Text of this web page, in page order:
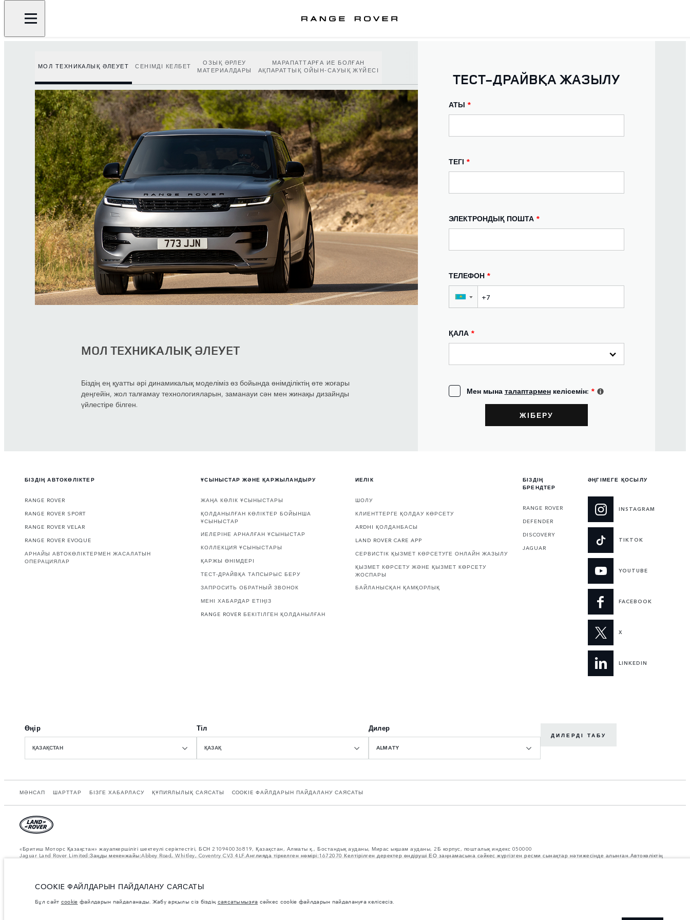
МОЛ ТЕХНИКАЛЫҚ ӘЛЕУЕТ СЕНІМДІ КЕЛБЕТ
ОЗЫҚ ӘРЛЕУ
МАТЕРИАЛДАРЫ
МАРАПАТТАРҒА ИЕ БОЛҒАН
АҚПАРАТТЫҚ ОЙЫН-САУЫҚ ЖҮЙЕСІ
МОЛ ТЕХНИКАЛЫҚ ӘЛЕУЕТ
Біздің ең қуатты әрі динамикалық моделіміз өз бойында өнімділіктің өте жоғары
деңгейін, жол талғамау технологияларын, заманауи сән мен жинақы дизайнды
үйлестіре білген.
ТЕСТ-ДРАЙВҚА ЖАЗЫЛУ
АТЫ *
ТЕГІ *
ЭЛЕКТРОНДЫҚ ПОШТА *
ТЕЛЕФОН *
▼
ҚАЛА *
Мен мына талаптарменкелісемін: *
БІЗДІҢ АВТОКӨЛІКТЕР
RANGE ROVER
RANGE ROVER SPORT
RANGE ROVER VELAR
RANGE ROVER EVOQUE
АРНАЙЫ АВТОКӨЛІКТЕРМЕН ЖАСАЛАТЫН
ОПЕРАЦИЯЛАР
ҰСЫНЫСТАР ЖӘНЕ ҚАРЖЫЛАНДЫРУ
ЖАҢА КӨЛІК ҰСЫНЫСТАРЫ
ҚОЛДАНЫЛҒАН КӨЛІКТЕР БОЙЫНША
ҰСЫНЫСТАР
ИЕЛЕРІНЕ АРНАЛҒАН ҰСЫНЫСТАР
КОЛЛЕКЦИЯ ҰСЫНЫСТАРЫ
ҚАРЖЫ ӨНІМДЕРІ
ТЕСТ-ДРАЙВҚА ТАПСЫРЫС БЕРУ
ЗАПРОСИТЬ ОБРАТНЫЙ ЗВОНОК
МЕНІ ХАБАРДАР ЕТІҢІЗ
RANGE ROVER БЕКІТІЛГЕН ҚОЛДАНЫЛҒАН
ИЕЛІК
ШОЛУ
КЛИЕНТТЕРГЕ ҚОЛДАУ КӨРСЕТУ
ARDHI ҚОЛДАНБАСЫ
LAND ROVER CARE APP
СЕРВИСТІК ҚЫЗМЕТ КӨРСЕТУГЕ ОНЛАЙН ЖАЗЫЛУ
ҚЫЗМЕТ КӨРСЕТУ ЖӘНЕ ҚЫЗМЕТ КӨРСЕТУ
ЖОСПАРЫ
БАЙЛАНЫСҚАН ҚАМҚОРЛЫҚ
БІЗДІҢ
БРЕНДТЕР
RANGE ROVER
DEFENDER
DISCOVERY
JAGUAR
ӘҢГІМЕГЕ ҚОСЫЛУ
INSTAGRAM
TIKTOK
YOUTUBE
FACEBOOK
X
LINKEDIN
Өңір
ҚАЗАҚСТАН
Тіл
ҚАЗАҚ
Дилер
ALMATY
ДИЛЕРДІ ТАБУ
МӘНСАП ШАРТТАР БІЗГЕ ХАБАРЛАСУ ҚҰПИЯЛЫЛЫҚ САЯСАТЫ COOKIE ФАЙЛДАРЫН ПАЙДАЛАНУ САЯСАТЫ
«Бритиш Моторс Қазақстан» жауапкершілігі шектеулі серіктестігі, БСН 210940036819, Қазақстан, Алматы қ., Бостандық ауданы, Мирас ықшам ауданы, 2Б корпус, пошталық индекс 050000
Jaguar Land Rover Limited:Заңды мекенжайы:Abbey Road, Whitley, Coventry CV3 4LF.Англияда тіркелген нөмірі:1672070 Келтірілген деректер өндіруші ЕО заңнамасына сәйкес жүргізген ресми сынақтар нәтижесінде алынған.Автокөліктің
Көрсетілген салмақтар автокөліктің стандартты сипаттамасына сәйкес келеді. Өндірілгеннен кейін орнатылған керек-жарақтар мен өзге де қондырғылар жүк көтеру қабілетіне әсер етеді. Автокөлік керек-жарақтарымен, жолаушылармен,
сұйықтықтармен, жанармаймен және пайдалы жүктемемен жүктелгенде, оның рұқсат етілген максималды массасы және максималды осьтік жүктемесі шамадан асып кетпегеніне көз жеткізіңіз.
Суреттер мен сипаттамалар бойынша маңызды ескертпе.Қазіргі уақытта жартылай өткізгіштердің әлемдік тапшылығы автокөліктерді құрастыру сипаттамаларына, опциялардың қолжетімділігіне және құрастыру уақытына әсер етуде.
COOKIE ФАЙЛДАРЫН ПАЙДАЛАНУ САЯСАТЫ
Бұл сайт cookie файлдарын пайдаланады. Жабу арқылы сіз біздің саясатымызға сәйкес cookie файлдарын пайдалануға келісесіз.